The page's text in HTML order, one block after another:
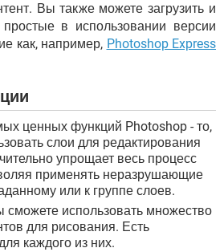
Вы также можете загрузить и
в использовании версии
как, например, Photoshop Express
ценных функций Photoshop - то,
слои для редактирования
упрощает весь процесс
применять неразрушающие
или к группе слоев.
сможете использовать множество
для рисования. Есть
каждого из них.